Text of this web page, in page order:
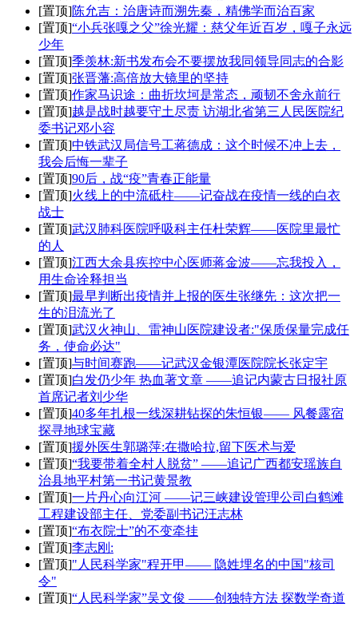
[置顶]陈允吉：治唐诗而溯先秦，精佛学而治百家
[置顶]“小兵张嘎之父”徐光耀：慈父年近百岁，嘎子永远
少年
[置顶]季羡林:新书发布会不要摆放我同领导同志的合影
[置顶]张晋藩:高倍放大镜里的坚持
[置顶]作家马识途：曲折坎坷是常态，顽韧不舍永前行
[置顶]越是战时越要守土尽责 访湖北省第三人民医院纪
委书记邓小容
[置顶]中铁武汉局信号工蒋德成：这个时候不冲上去，
我会后悔一辈子
[置顶]90后，战“疫”青春正能量
[置顶]火线上的中流砥柱——记奋战在疫情一线的白衣
战士
[置顶]武汉肺科医院呼吸科主任杜荣辉——医院里最忙
的人
[置顶]江西大余县疾控中心医师蒋金波——忘我投入，
用生命诠释担当
[置顶]最早判断出疫情并上报的医生张继先：这次把一
生的泪流光了
[置顶]武汉火神山、雷神山医院建设者:"保质保量完成任
务，使命必达"
[置顶]与时间赛跑——记武汉金银潭医院院长张定宇
[置顶]白发仍少年 热血著文章 ——追记内蒙古日报社原
首席记者刘少华
[置顶]40多年扎根一线深耕钻探的朱恒银—— 风餐露宿
探寻地球宝藏
[置顶]援外医生郭璐萍:在撒哈拉,留下医术与爱
[置顶]“我要带着全村人脱贫” ——追记广西都安瑶族自
治县地平村第一书记黄景教
[置顶]一片丹心向江河 ——记三峡建设管理公司白鹤滩
工程建设部主任、党委副书记汪志林
[置顶]“布衣院士”的不变牵挂
[置顶]李志刚:
[置顶]"人民科学家"程开甲—— 隐姓埋名的中国"核司
令"
[置顶]“人民科学家”吴文俊 ——创独特方法 探数学奇道